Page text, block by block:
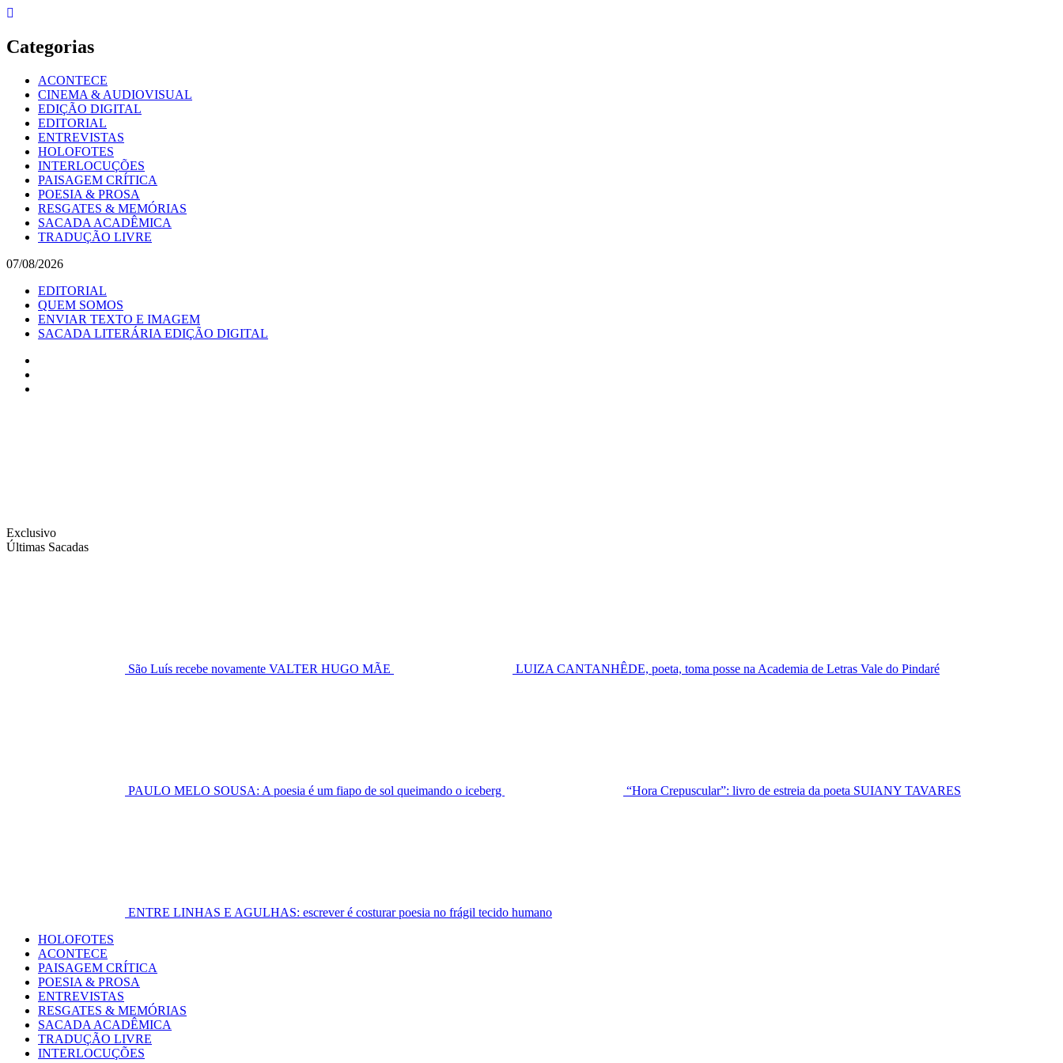
Skip
content
Categorias
ACONTECE
CINEMA & AUDIOVISUAL
EDIÇÃO DIGITAL
EDITORIAL
ENTREVISTAS
HOLOFOTES
INTERLOCUÇÕES
PAISAGEM CRÍTICA
POESIA & PROSA
RESGATES & MEMÓRIAS
SACADA ACADÊMICA
TRADUÇÃO LIVRE
07/08/2026
EDITORIAL
QUEM SOMOS
ENVIAR TEXTO E IMAGEM
SACADA LITERÁRIA EDIÇÃO DIGITAL
Exclusivo
Últimas Sacadas
São Luís recebe novamente VALTER HUGO MÃE LUIZA CANTANHÊDE, poeta, toma posse na Academia de Letras Vale do Pindaré
PAULO MELO SOUSA: A poesia é um fiapo de sol queimando o iceberg “Hora Crepuscular”: livro de estreia da poeta SUIANY TAVARES
ENTRE LINHAS E AGULHAS: escrever é costurar poesia no frágil tecido humano
Primary
Menu
HOLOFOTES
ACONTECE
PAISAGEM CRÍTICA
POESIA & PROSA
ENTREVISTAS
RESGATES & MEMÓRIAS
SACADA ACADÊMICA
TRADUÇÃO LIVRE
INTERLOCUÇÕES